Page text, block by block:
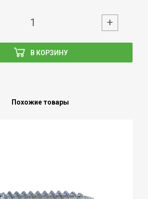
В КОРЗИНУ
+
Похожие товары